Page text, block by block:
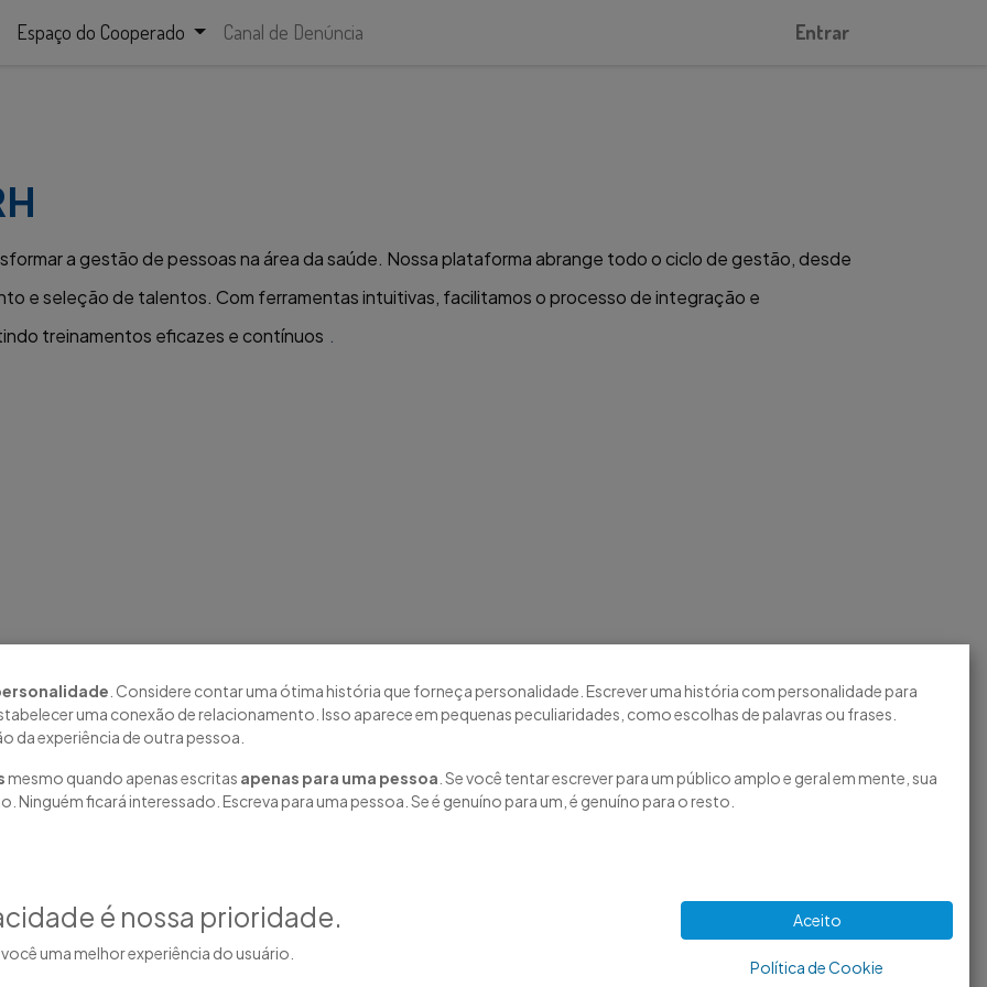
Espaço do Cooperado Canal de Denúncia Entrar
a gestão de pessoas na área da saúde. Nossa plataforma abrange todo o ciclo de gestão, desde
e seleção de talentos. Com ferramentas intuitivas, facilitamos o processo de integração e
treinamentos eficazes e contínuos .
Acompanhe nas Rede
. Considere contar uma ótima história que forneça personalidade. Escrever uma história com personalidade para
uma conexão de relacionamento. Isso aparece em pequenas peculiaridades, como escolhas de palavras ou frases.
da experiência de outra pessoa.
mesmo quando apenas escritas apenas para uma pessoa . Se você tentar escrever para um público amplo e geral em mente, sua
Ninguém ficará interessado. Escreva para uma pessoa. Se é genuíno para um, é genuíno para o resto.
é nossa prioridade.
uma melhor experiência do usuário.
Aceito
Política de Cookie